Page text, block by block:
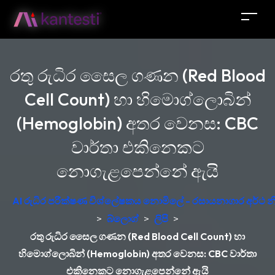
රතු රුධිර සෛල ගණන (Red Blood
Cell Count) හා හිමොග්ලොබින්
(Hemoglobin) අතර වෙනස: CBC
වාර්තා එකිනෙකට
නොගැළපෙන්නේ ඇයි
AI රුධිර පරීක්ෂණ විශ්ලේෂකය නොමිලේ - රසායනාගාර අර්ථ
> බ්ලොග් > ලිපි >
රතු රුධිර සෛල ගණන (Red Blood Cell Count) හා
හිමොග්ලොබින් (Hemoglobin) අතර වෙනස: CBC වාර්තා
එකිනෙකට නොගැළපෙන්නේ ඇයි